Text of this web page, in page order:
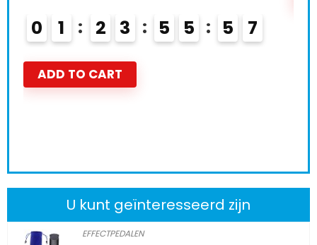
0 1 2 3 5 5 5 6
ADD TO CART
U kunt geïnteresseerd zijn
EFFECTPEDALEN